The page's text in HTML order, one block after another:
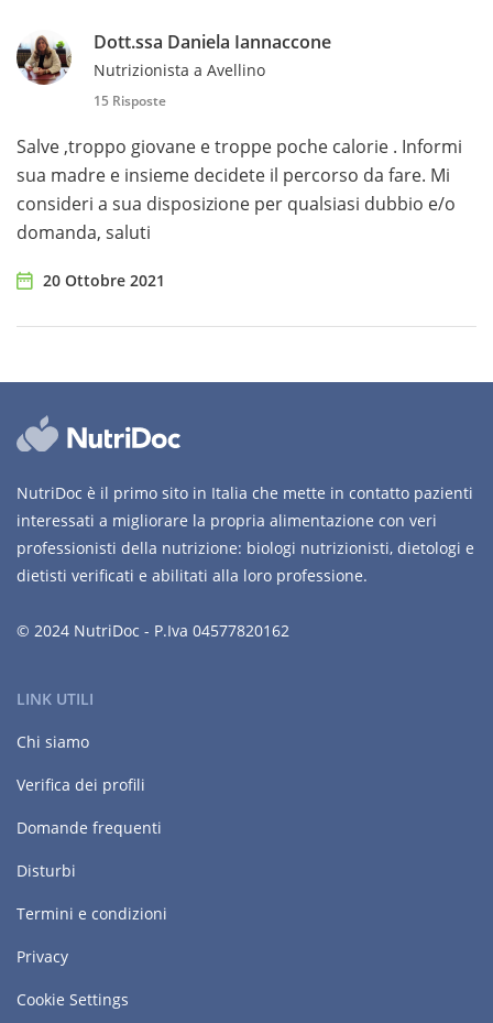
Dott.ssa Daniela Iannaccone
Nutrizionista a Avellino
15 Risposte
Salve ,troppo giovane e troppe poche calorie . Informi
sua madre e insieme decidete il percorso da fare. Mi
consideri a sua disposizione per qualsiasi dubbio e/o
domanda, saluti
20 Ottobre 2021
NutriDoc è il primo sito in Italia che mette in contatto pazienti
interessati a migliorare la propria alimentazione con veri
professionisti della nutrizione: biologi nutrizionisti, dietologi e
dietisti verificati e abilitati alla loro professione.
© 2024 NutriDoc - P.Iva 04577820162
LINK UTILI
Chi siamo
Verifica dei profili
Domande frequenti
Disturbi
Termini e condizioni
Privacy
Cookie Settings